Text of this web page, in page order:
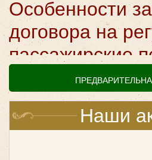
Наши
оптимизировать логистику для
школьников, туристов и других
перевозки пассажировпо
удобство, пунктуальность и
Особенности
договора на
пассажирские
Заключение договора — это
обеспечивает прозрачность и
сотрудничества. Правильно
фиксирует все условия и